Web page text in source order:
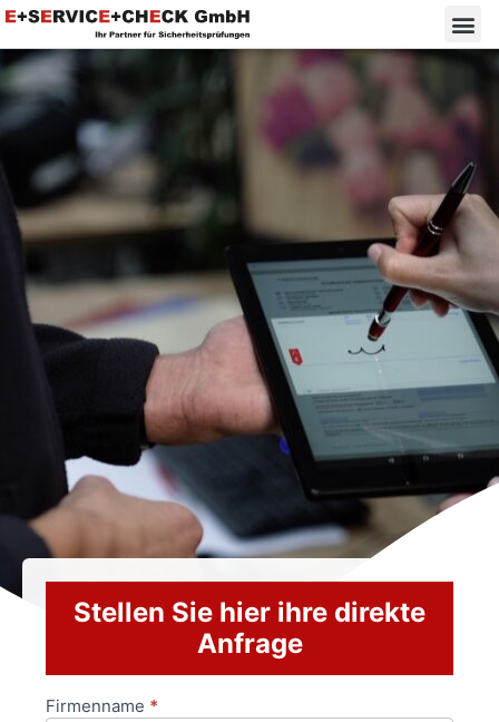
Stellen Sie hier ihre direkte
Anfrage
Anfrageformular
Firmenname *